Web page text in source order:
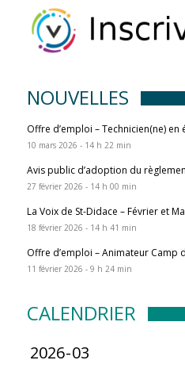
NOUVELLES
Offre d’emploi – Technicien(ne)
10 mars 2026 - 14 h 22 min
Avis public d’adoption du
27 février 2026 - 14 h 00 min
La Voix de St-Didace – Février et
18 février 2026 - 14 h 41 min
Offre d’emploi – Animateur Camp
11 février 2026 - 9 h 24 min
CALENDRIER